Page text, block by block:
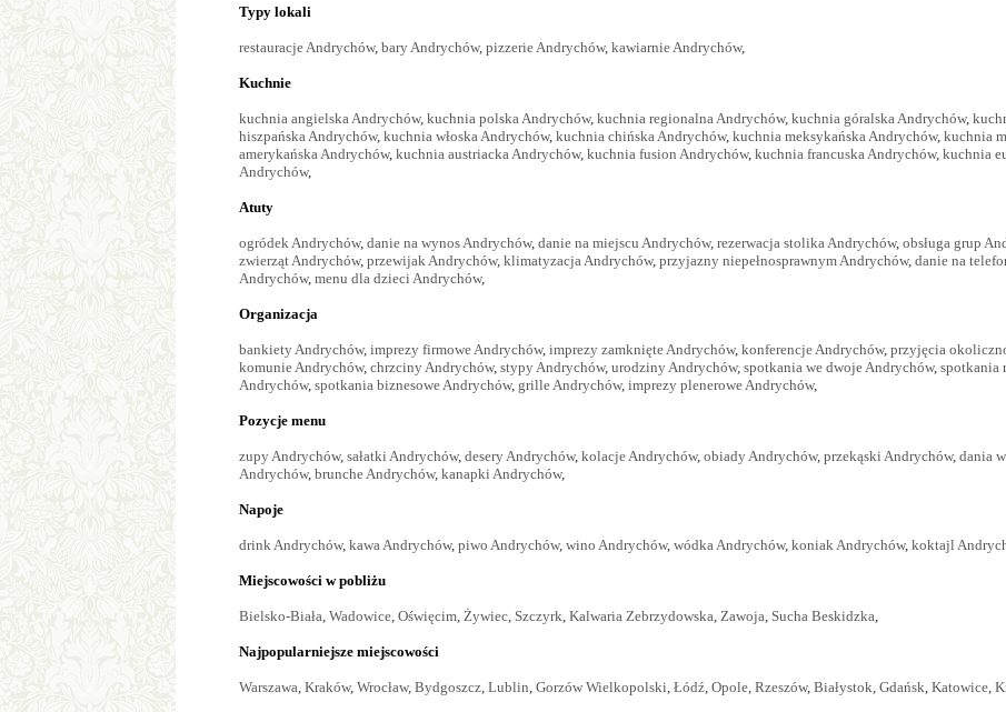
Typy lokali
restauracje Andrychów, bary Andrychów, pizzerie Andrychów, kawiarnie Andrychów,
Kuchnie
kuchnia angielska Andrychów, kuchnia polska Andrychów, kuchnia regionalna Andrychów, kuchnia góralska Andrychów,
hiszpańska Andrychów, kuchnia włoska Andrychów, kuchnia chińska Andrychów, kuchnia meksykańska Andrychów, kuchnia
amerykańska Andrychów, kuchnia austriacka Andrychów, kuchnia fusion Andrychów, kuchnia francuska Andrychów, kuchnia
Andrychów,
Atuty
ogródek Andrychów, danie na wynos Andrychów, danie na miejscu Andrychów, rezerwacja stolika Andrychów, obsługa grup
zwierząt Andrychów, przewijak Andrychów, klimatyzacja Andrychów, przyjazny niepełnosprawnym Andrychów, danie na
Andrychów, menu dla dzieci Andrychów,
Organizacja
bankiety Andrychów, imprezy firmowe Andrychów, imprezy zamknięte Andrychów, konferencje Andrychów, przyjęcia
komunie Andrychów, chrzciny Andrychów, stypy Andrychów, urodziny Andrychów, spotkania we dwoje Andrychów, spotkania
Andrychów, spotkania biznesowe Andrychów, grille Andrychów, imprezy plenerowe Andrychów,
Pozycje menu
zupy Andrychów, sałatki Andrychów, desery Andrychów, kolacje Andrychów, obiady Andrychów, przekąski Andrychów, dania
Andrychów, brunche Andrychów, kanapki Andrychów,
Napoje
drink Andrychów, kawa Andrychów, piwo Andrychów, wino Andrychów, wódka Andrychów, koniak Andrychów, koktajl
Miejscowości w pobliżu
Bielsko-Biała Wadowice Oświęcim Żywiec Szczyrk Kalwaria Zebrzydowska Zawoja Sucha Beskidzka
Najpopularniejsze miejscowości
Warszawa Kraków, Wrocław, Bydgoszcz Lublin Gorzów Wielkopolski Łódź Opole Rzeszów, Białystok Gdańsk Katowice